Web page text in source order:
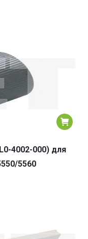
4002-000) для
5560